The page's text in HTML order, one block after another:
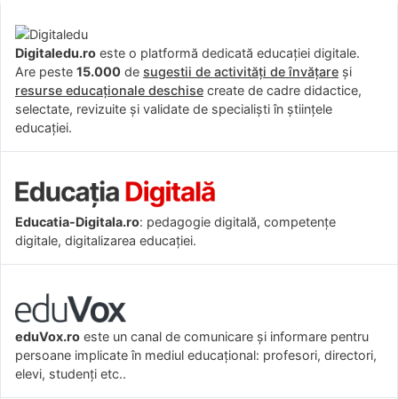
Digitaledu.ro este o platformă dedicată educației digitale.
Are peste 15.000 de sugestii de activități de învățare și
resurse educaționale deschise create de cadre didactice,
selectate, revizuite și validate de specialiști în științele
educației.
Educatia-Digitala.ro: pedagogie digitală, competențe
digitale, digitalizarea educației.
eduVox.ro este un canal de comunicare și informare pentru
persoane implicate în mediul educațional: profesori, directori,
elevi, studenți etc..